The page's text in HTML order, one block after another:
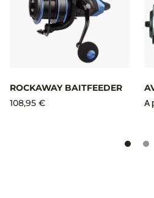
ROCKAWAY BAITFEEDER
108,95 €
A